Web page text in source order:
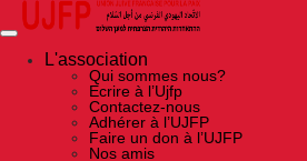
Skip
the
contentL'association
Qui sommes nous?
Ecrire à l’Ujfp
Contactez-nous
Adhérer à l’UJFP
Faire un don à l’UJFP
Nos amis